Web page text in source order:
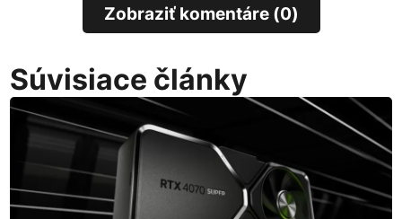
Zobraziť komentáre (0)
Súvisiace články